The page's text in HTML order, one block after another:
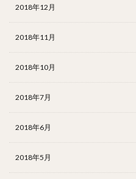
2018年12月
2018年11月
2018年10月
2018年7月
2018年6月
2018年5月